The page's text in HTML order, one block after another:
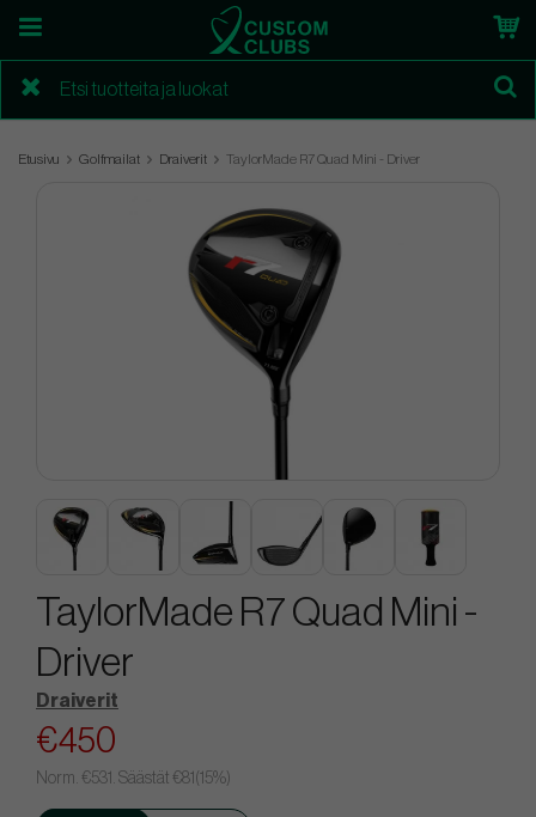
Etusivu Golfmailat Draiverit TaylorMade R7 Quad Mini - Driver
TaylorMade R7 Quad Mini -
Driver
Draiverit
€450
Norm. €531 . Säästät €81 (15%)